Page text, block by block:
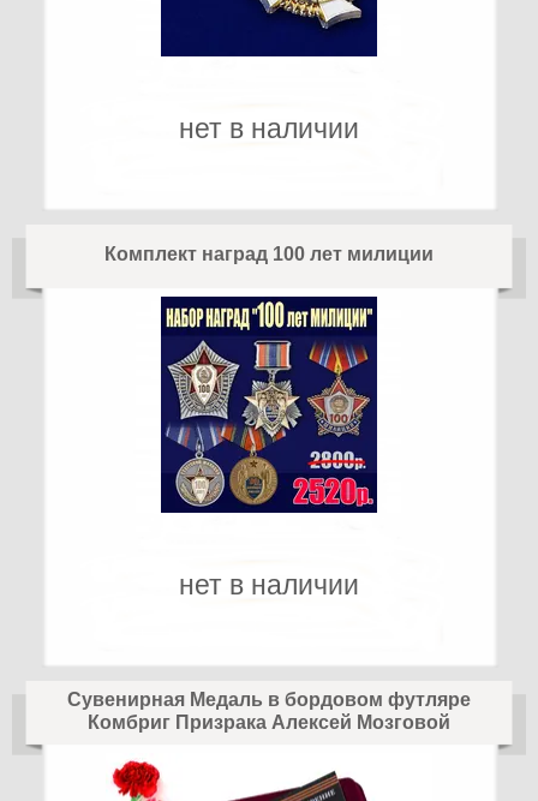
нет в наличии
Комплект наград 100 лет милиции
нет в наличии
Сувенирная Медаль в бордовом футляре
Комбриг Призрака Алексей Мозговой